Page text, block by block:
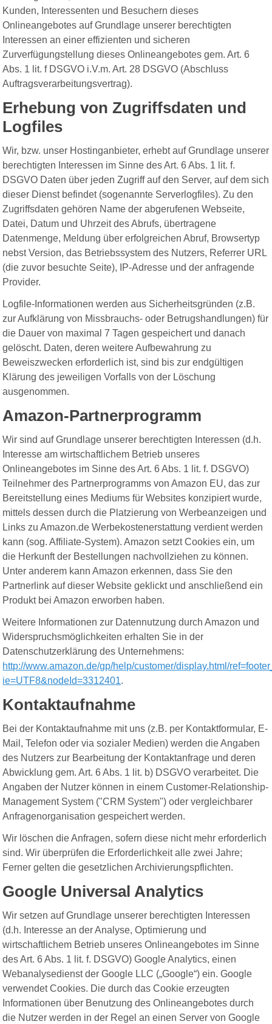
Kunden, Interessenten und Besuchern dieses
Onlineangebotes auf Grundlage unserer berechtigten
Interessen an einer effizienten und sicheren
Zurverfügungstellung dieses Onlineangebotes gem. Art. 6
Abs. 1 lit. f DSGVO i.V.m. Art. 28 DSGVO (Abschluss
Auftragsverarbeitungsvertrag).
Erhebung von Zugriffsdaten und
Logfiles
Wir, bzw. unser Hostinganbieter, erhebt auf Grundlage unserer
berechtigten Interessen im Sinne des Art. 6 Abs. 1 lit. f.
DSGVO Daten über jeden Zugriff auf den Server, auf dem sich
dieser Dienst befindet (sogenannte Serverlogfiles). Zu den
Zugriffsdaten gehören Name der abgerufenen Webseite,
Datei, Datum und Uhrzeit des Abrufs, übertragene
Datenmenge, Meldung über erfolgreichen Abruf, Browsertyp
nebst Version, das Betriebssystem des Nutzers, Referrer URL
(die zuvor besuchte Seite), IP-Adresse und der anfragende
Provider.
Logfile-Informationen werden aus Sicherheitsgründen (z.B.
zur Aufklärung von Missbrauchs- oder Betrugshandlungen) für
die Dauer von maximal 7 Tagen gespeichert und danach
gelöscht. Daten, deren weitere Aufbewahrung zu
Beweiszwecken erforderlich ist, sind bis zur endgültigen
Klärung des jeweiligen Vorfalls von der Löschung
ausgenommen.
Amazon-Partnerprogramm
Wir sind auf Grundlage unserer berechtigten Interessen (d.h.
Interesse am wirtschaftlichem Betrieb unseres
Onlineangebotes im Sinne des Art. 6 Abs. 1 lit. f. DSGVO)
Teilnehmer des Partnerprogramms von Amazon EU, das zur
Bereitstellung eines Mediums für Websites konzipiert wurde,
mittels dessen durch die Platzierung von Werbeanzeigen und
Links zu Amazon.de Werbekostenerstattung verdient werden
kann (sog. Affiliate-System). Amazon setzt Cookies ein, um
die Herkunft der Bestellungen nachvollziehen zu können.
Unter anderem kann Amazon erkennen, dass Sie den
Partnerlink auf dieser Website geklickt und anschließend ein
Produkt bei Amazon erworben haben.
Weitere Informationen zur Datennutzung durch Amazon und
Widerspruchsmöglichkeiten erhalten Sie in der
Datenschutzerklärung des Unternehmens:
http://www.amazon.de/gp/help/customer/display.html/
ie=UTF8&nodeId=3312401.
Kontaktaufnahme
Bei der Kontaktaufnahme mit uns (z.B. per Kontaktformular, E-
Mail, Telefon oder via sozialer Medien) werden die Angaben
des Nutzers zur Bearbeitung der Kontaktanfrage und deren
Abwicklung gem. Art. 6 Abs. 1 lit. b) DSGVO verarbeitet. Die
Angaben der Nutzer können in einem Customer-Relationship-
Management System ("CRM System") oder vergleichbarer
Anfragenorganisation gespeichert werden.
Wir löschen die Anfragen, sofern diese nicht mehr erforderlich
sind. Wir überprüfen die Erforderlichkeit alle zwei Jahre;
Ferner gelten die gesetzlichen Archivierungspflichten.
Google Universal Analytics
Wir setzen auf Grundlage unserer berechtigten Interessen
(d.h. Interesse an der Analyse, Optimierung und
wirtschaftlichem Betrieb unseres Onlineangebotes im Sinne
des Art. 6 Abs. 1 lit. f. DSGVO) Google Analytics, einen
Webanalysedienst der Google LLC („Google“) ein. Google
verwendet Cookies. Die durch das Cookie erzeugten
Informationen über Benutzung des Onlineangebotes durch
die Nutzer werden in der Regel an einen Server von Google